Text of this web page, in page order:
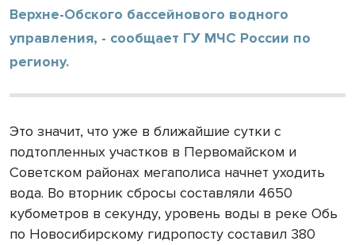
Верхне-Обского бассейнового водного
управления, - сообщает ГУ МЧС России по
региону.
Это значит, что уже в ближайшие сутки с
подтопленных участков в Первомайском и
Советском районах мегаполиса начнет уходить
вода. Во вторник сбросы составляли 4650
кубометров в секунду, уровень воды в реке Обь
по Новосибирскому гидропосту составил 380